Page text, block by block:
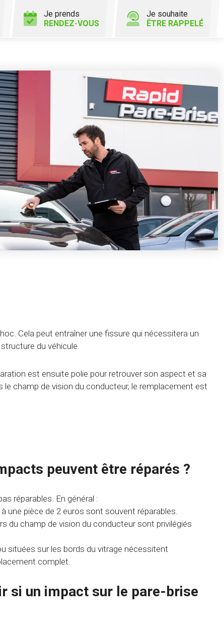
Je prends
RENDEZ-VOUS
Je souhaite
ÊTRE RAPPELÉ
Cela peut entraîner une fissure qui nécessitera un
du véhicule.
est ensuite polie pour retrouver son aspect et sa
le champ de vision du conducteur, le remplacement est
peuvent être réparés ?
réparables. En général :
une pièce de 2 euros sont souvent réparables.
du champ de vision du conducteur sont privilégiés
situées sur les bords du vitrage nécessitent
complet.
si un impact sur le pare-brise